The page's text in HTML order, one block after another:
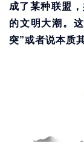
成了某种联盟
的文明大潮。
突”或者说本质